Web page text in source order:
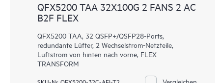
QFX5200 TAA 32X100G 2 FANS 2 AC
B2F FLEX
QFX5200 TAA, 32 QSFP+/QSFP28-Ports,
redundante Lüfter, 2 Wechselstrom-Netzteile,
Luftstrom von hinten nach vorne, FLEX
TRANSFORM